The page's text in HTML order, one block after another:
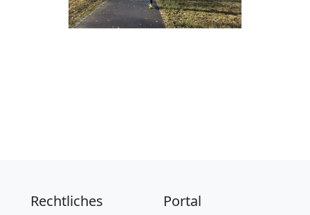
Rechtliches Portal